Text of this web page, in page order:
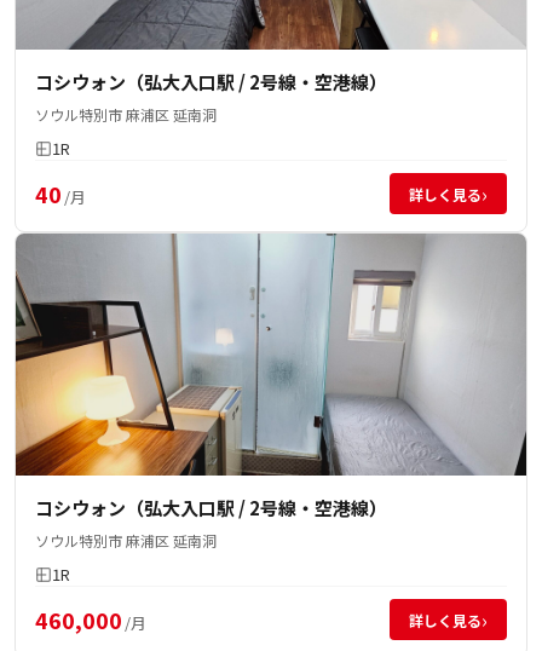
コシウォン（弘大入口駅 / 2号線・空港線）
ソウル特別市 麻浦区 延南洞
1R
40 /月 詳しく見る›
コシウォン（弘大入口駅 / 2号線・空港線）
ソウル特別市 麻浦区 延南洞
1R
460,000 /月 詳しく見る›